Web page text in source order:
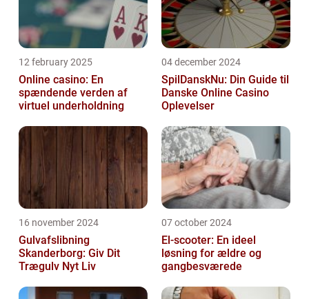
12 february 2025
Online casino: En
spændende verden af
virtuel underholdning
04 december 2024
SpilDanskNu: Din Guide til
Danske Online Casino
Oplevelser
16 november 2024
Gulvafslibning
Skanderborg: Giv Dit
Trægulv Nyt Liv
07 october 2024
El-scooter: En ideel
løsning for ældre og
gangbesværede